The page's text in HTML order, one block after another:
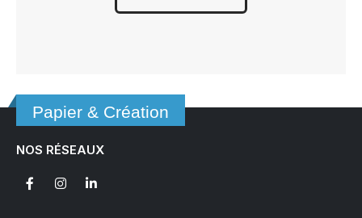
Papier & Création
NOS RÉSEAUX